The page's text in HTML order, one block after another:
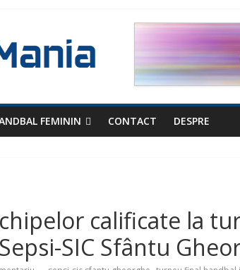
FEMININ CONTACT DESPRE
calificate la
SIC Sfântu